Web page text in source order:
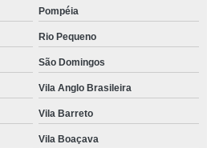
Pompéia
Rio Pequeno
São Domingos
Vila Anglo Brasileira
Vila Barreto
Vila Boaçava